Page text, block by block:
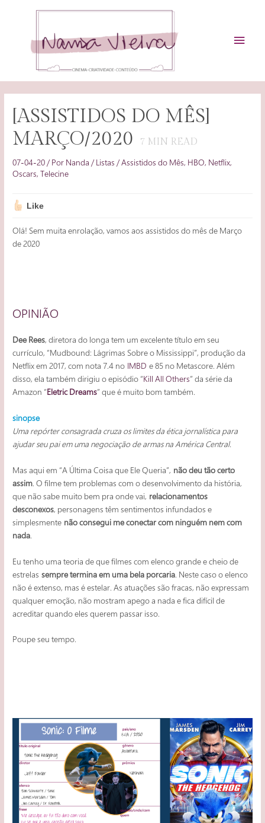
conteúdo
[ASSISTIDOS DO MÊS]
MARÇO/2020
7 MIN READ
07-04-20/ Por Nanda/Listas /Assistidos do Mês, HBO, Netflix,
Oscars,Telecine
Like
Olá! Sem muita enrolação, vamos aos assistidos do mês de Março
de 2020
OPINIÃO
Dee Rees, diretora do longa tem um excelente título em seu
currículo, “Mudbound: Lágrimas Sobre o Mississippi”, produção da
Netflix em 2017, com nota 7.4 no IMBD e 85 no Metascore. Além
disso, ela também dirigiu o episódio “Kill All Others” da série da
Amazon “Eletric Dreams” que é muito bom também.
sinopse
Uma repórter consagrada cruza os limites da ética jornalística para
ajudar seu pai em uma negociação de armas na América Central.
Mas aqui em “A Última Coisa que Ele Queria”, não deu tão certo
assim. O filme tem problemas com o desenvolvimento da história,
que não sabe muito bem pra onde vai, relacionamentos
desconexos, personagens têm sentimentos infundados e
simplesmente não consegui me conectar com ninguém nem com
nada.
Eu tenho uma teoria de que filmes com elenco grande e cheio de
estrelassempre termina em uma bela porcaria. Neste caso o elenco
não é extenso, mas é estelar. As atuações são fracas, não expressam
qualquer emoção, não mostram apego a nada e fica difícil de
acreditar quando eles querem passar isso.
Poupe seu tempo.